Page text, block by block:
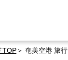
TOP 奄美空港 旅行